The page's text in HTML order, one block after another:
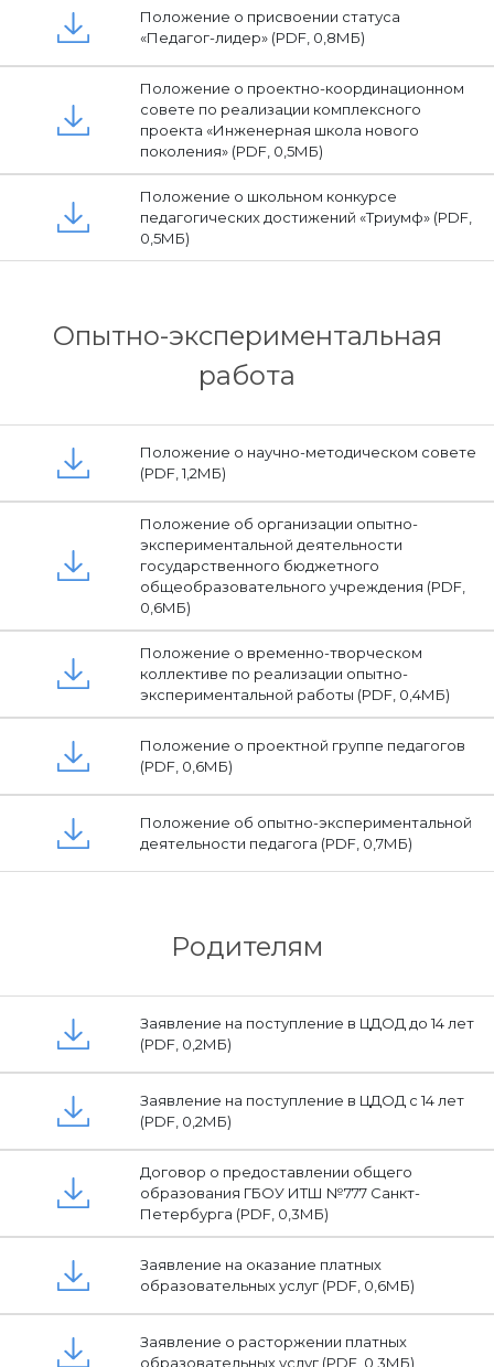
Положение о присвоении статуса
«Педагог-лидер» (PDF, 0,8МБ)
Положение о проектно-координационном
совете по реализации комплексного
проекта «Инженерная школа нового
поколения» (PDF, 0,5МБ)
Положение о школьном конкурсе
педагогических достижений «Триумф» (PDF,
0,5МБ)
Опытно-экспериментальная
работа
Положение о научно-методическом совете
(PDF, 1,2МБ)
Положение об организации опытно-
экспериментальной деятельности
государственного бюджетного
общеобразовательного учреждения (PDF,
0,6МБ)
Положение о временно-творческом
коллективе по реализации опытно-
экспериментальной работы (PDF, 0,4МБ)
Положение о проектной группе педагогов
(PDF, 0,6МБ)
Положение об опытно-экспериментальной
деятельности педагога (PDF, 0,7МБ)
Родителям
Заявление на поступление в ЦДОД до 14 лет
(PDF, 0,2МБ)
Заявление на поступление в ЦДОД с 14 лет
(PDF, 0,2МБ)
Договор о предоставлении общего
образования ГБОУ ИТШ №777 Санкт-
Петербурга (PDF, 0,3МБ)
Заявление на оказание платных
образовательных услуг (PDF, 0,6МБ)
Заявление о расторжении платных
образовательных услуг (PDF, 0,3МБ)